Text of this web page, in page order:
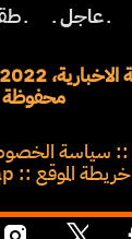
ـ عاجل ـ ـ
محفوظة
:: سياسة
خريطة الموقع ::